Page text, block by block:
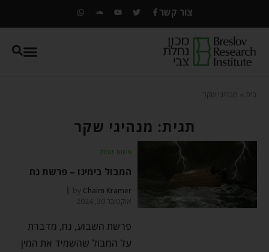
צור קשר
בית מנהיגי שקר
תגית: מנהיגי שקר
פשוט ועמוק
המבול בימינו – פרשת נח
by Chaim Kramer
אוקטובר 30, 2024
פרשת השבוע, נח, מדברת
על המבול שהשמיד את המין